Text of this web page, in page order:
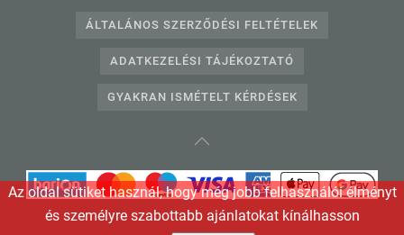
Az oldal sütiket használ, hogy még jobb felhasználói élményt
és személyre szabottabb ajánlatokat kínálhasson
ÁLTALÁNOS SZERZŐDÉSI FELTÉTELEK
ADATKEZELÉSI TÁJÉKOZTATÓ
GYAKRAN ISMÉTELT KÉRDÉSEK